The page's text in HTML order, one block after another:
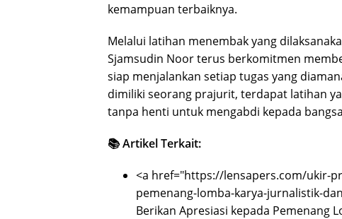
kemampuan terbaiknya.
Melalui latihan menembak yang
Sjamsudin Noor terus berkomitmen
siap menjalankan setiap tugas yang
dimiliki seorang prajurit, terdapat latihan
tanpa henti untuk mengabdi kepada
📚 Artikel Terkait:
<a href="https://lensapers.com/ukir-
pemenang-lomba-karya-jurnalistik-
Berikan Apresiasi kepada Pemenang